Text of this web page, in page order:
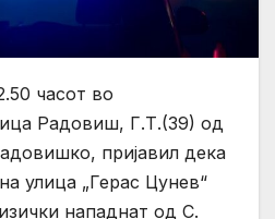
часот во
Радовиш, Г.Т.(39) од
пријавил дека
улица „Герас Цунев“
нападнат од С.